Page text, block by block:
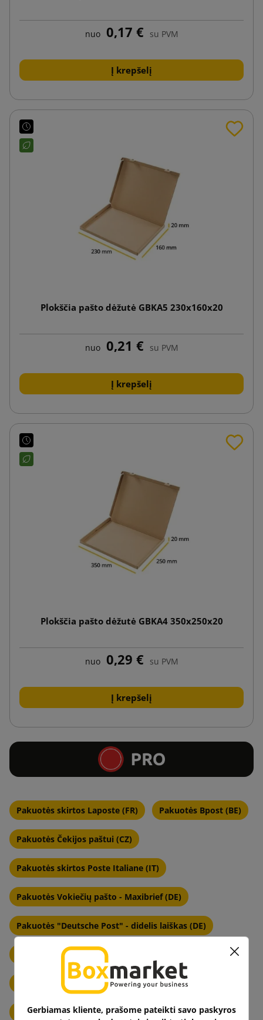
nuo 0,17 € su PVM
Į krepšelį
Plokščia pašto dėžutė GBKA5 230x160x20
nuo 0,21 € su PVM
Į krepšelį
Plokščia pašto dėžutė GBKA4 350x250x20
nuo 0,29 € su PVM
Į krepšelį
Pakuotės skirtos Laposte (FR) Pakuotės Bpost (BE)
Pakuotės Čekijos paštui (CZ)
Pakuotės skirtos Poste Italiane (IT)
Pakuotės Vokiečių pašto - Maxibrief (DE)
Pakuotės "Deutsche Post" - didelis laiškas (DE)
Pakuotės skirtos PostNL (NL)
Pakuotės skirtos PostNord Danijai (DK)
Pakuotės skirtos PostNord Švedijai (SE)
Gerbiamas kliente, prašome pateikti savo paskyros